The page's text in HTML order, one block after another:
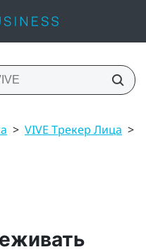
> VIVE Трекер Лица >